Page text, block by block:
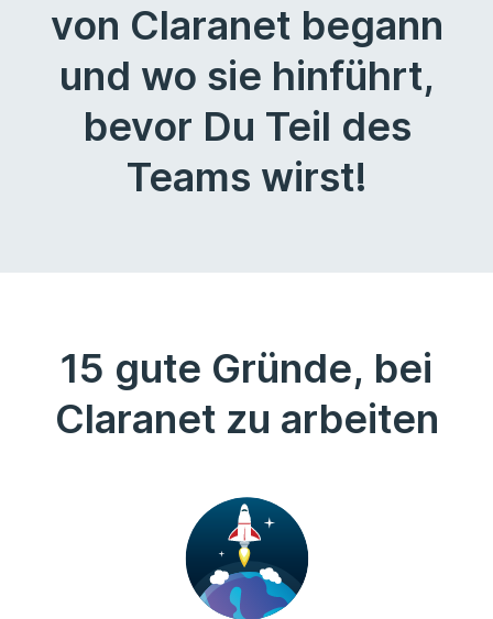
von Claranet begann
und wo sie hinführt,
bevor Du Teil des
Teams wirst!
15 gute Gründe, bei
Claranet zu arbeiten